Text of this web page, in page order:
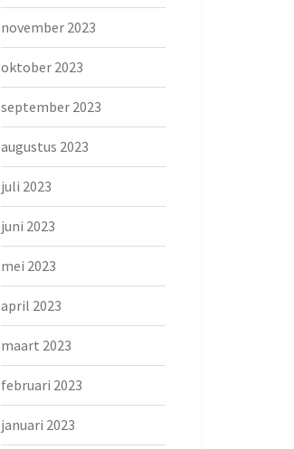
november 2023
oktober 2023
september 2023
augustus 2023
juli 2023
juni 2023
mei 2023
april 2023
maart 2023
februari 2023
januari 2023